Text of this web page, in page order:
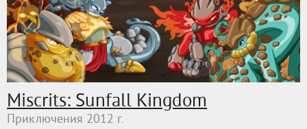
Miscrits: Sunfall Kingdom
Приключения 2012 г.